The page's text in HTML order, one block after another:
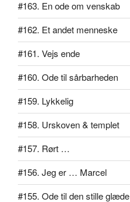
#163. En ode om venskab
#162. Et andet menneske
#161. Vejs ende
#160. Ode til sårbarheden
#159. Lykkelig
#158. Urskoven & templet
#157. Rørt …
#156. Jeg er … Marcel
#155. Ode til den stille glæde